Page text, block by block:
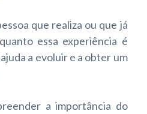
que realiza ou que já
essa experiência é
a evoluir e a obter um
a importância do